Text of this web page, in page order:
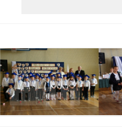
Poprzedni Element
Następny Element
❚❚